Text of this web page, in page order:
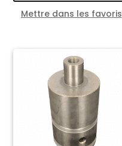
Mettre dans les favoris